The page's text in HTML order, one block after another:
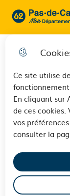
Ce site utilise
En cliquant sur
de ces
vos
consulter la
62 - Pas-de-
Le 1er juillet